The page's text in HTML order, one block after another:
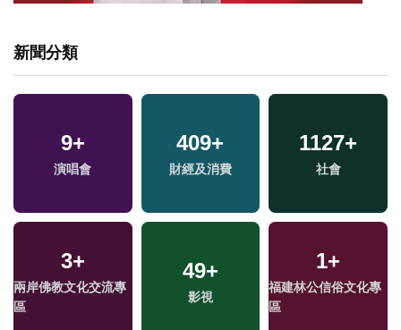
新聞分類
9+
演唱會
409+
財經及消費
1127+
社會
3+
兩岸佛教文化交流專
區
49+
影視
1+
福建林公信俗文化專
區